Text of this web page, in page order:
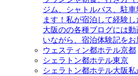
ジム、シャトルバス、駐
ます！私が宿泊して経験
大阪のの各種ブログには
いながら、宿泊体験記をお
ウェスティン都ホテル京都
シェラトン都ホテル東京
シェラトン都ホテル大阪私